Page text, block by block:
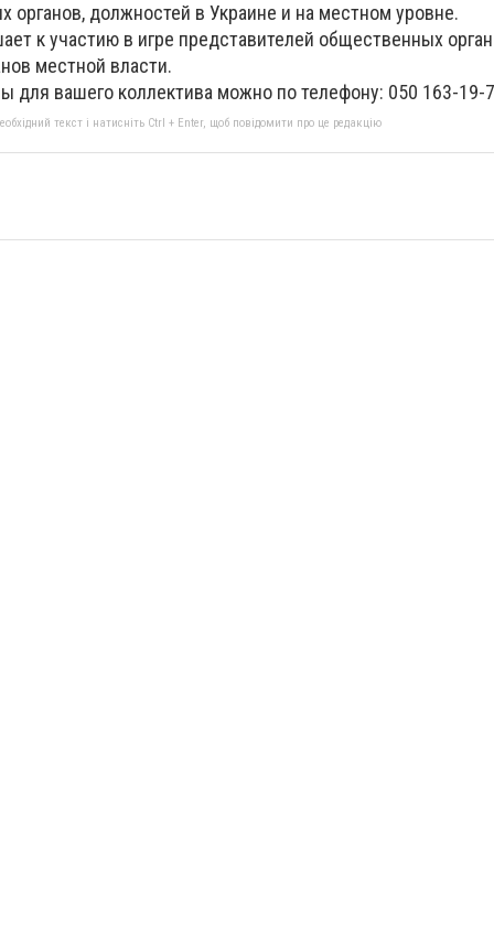
органов, должностей в Украине и на местном уровне.
к участию в игре представителей общественных
местной власти.
для вашего коллектива можно по телефону: 050 163-19-
текст і натисніть Ctrl + Enter, щоб повідомити про це редакцію